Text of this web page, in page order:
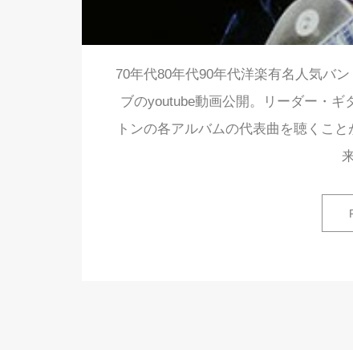
70年代80年代90年代洋楽有名人気バ
ブのyoutube動画公開。リーダー・
トンの各アルバムの代表曲を聴くこ